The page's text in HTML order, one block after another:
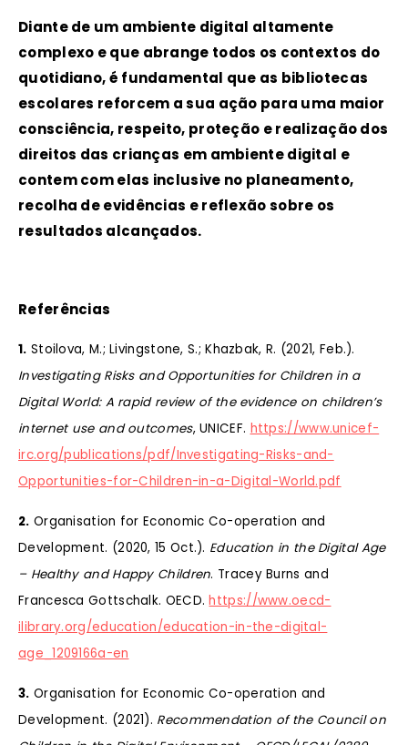
Diante de um ambiente digital altamente
complexo e que abrange todos os contextos do
quotidiano, é fundamental que as bibliotecas
escolares reforcem a sua ação para uma maior
consciência, respeito, proteção e realização dos
direitos das crianças em ambiente digital e
contem com elas inclusive no planeamento,
recolha de evidências e reflexão sobre os
resultados alcançados.
Referências
1. Stoilova, M.; Livingstone, S.; Khazbak, R. (2021, Feb.).
Investigating Risks and Opportunities for Children in a
Digital World: A rapid review of the evidence on children’s
internet use and outcomes, UNICEF. https://www.unicef-
irc.org/publications/pdf/Investigating-Risks-and-
Opportunities-for-Children-in-a-Digital-World.pdf
2. Organisation for Economic Co-operation and
Development. (2020, 15 Oct.). Education in the Digital Age
– Healthy and Happy Children. Tracey Burns and
Francesca Gottschalk. OECD.https://www.oecd-
ilibrary.org/education/education-in-the-digital-
age_1209166a-en
3. Organisation for Economic Co-operation and
Development. (2021). Recommendation of the Council on